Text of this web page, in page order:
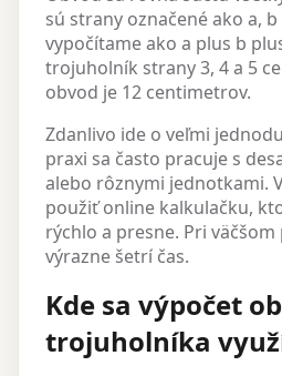
sú strany označené ako a,
vypočítame ako a plus b
trojuholník strany 3, 4 a 5
obvod je 12 centimetrov.
Zdanlivo ide o veľmi
praxi sa často pracuje s
alebo rôznymi jednotkami.
použiť online kalkulačku,
rýchlo a presne. Pri
výrazne šetrí čas.
Kde sa výpočet
trojuholníka